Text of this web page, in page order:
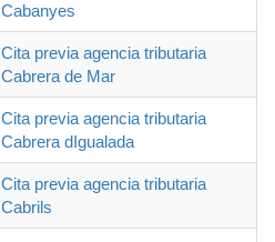
Cabanyes
Cita previa agencia tributaria
Cabrera de Mar
Cita previa agencia tributaria
Cabrera dIgualada
Cita previa agencia tributaria
Cabrils